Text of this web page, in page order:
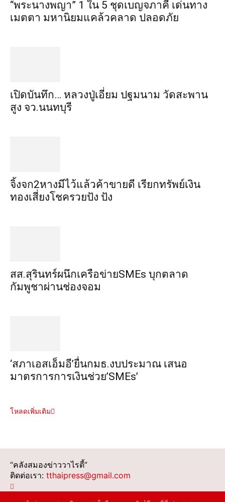
“พระ​นาง​พญา” 1 ใน 5​ ชุดเบญจ​ภาคี​ เด่นทาง
เมตตา​ มหา​นิยม​แคล้วคลาด​ ปลอดภัย​
เปิดบันทึก… หลวงปู่เอี่ยม ​ปฐม​นาม​ วัดสะพาน
สูง​ จว.นนทบุรี
จิ้งจก​2​หาง​มีไว้แล้ว​ค้าขาย​ดี​ เรียก​ทรัพย์เงิน
ทอง​เสี่ยงโชค​รวยปัง​ ปัง​
สส.สุรินทร์ผนึกเครือข่ายSMEs บุกตลาด
กัมพูชาผ่านช่องจอม
‘สภาเอสเอ็มอี’ยื่นกมธ.งบประมาณ เสนอ
มาตรการการเงินช่วย’SMEs’
โหลดเพิ่มเติม
“คลังสมองข่าววาไรตี้”
ติดต่อเรา: tthaipress@gmail.com